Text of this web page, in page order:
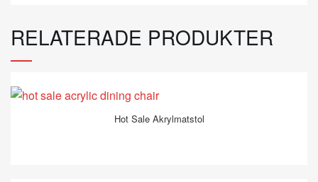
RELATERADE PRODUKTER
Hot Sale Akrylmatstol